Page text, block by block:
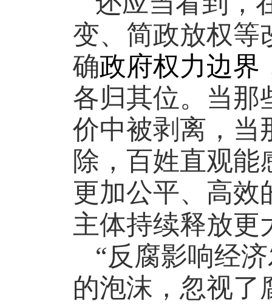
变、简政放权等
确政府权力边界
各归其位。当那
价中被剥离，当
除，百姓直观能
更加公平、高效
主体持续释放更
“反腐影响经
的泡沫，忽视了